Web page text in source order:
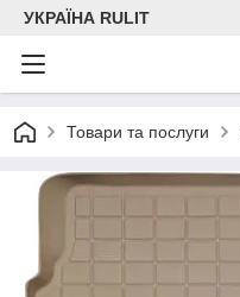
УКРАЇНА RULIT
Товари та послуги